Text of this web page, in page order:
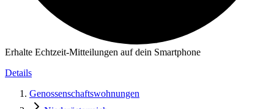
Erhalte Echtzeit-Mitteilungen auf dein Smartphone
Details
Genossenschaftswohnungen